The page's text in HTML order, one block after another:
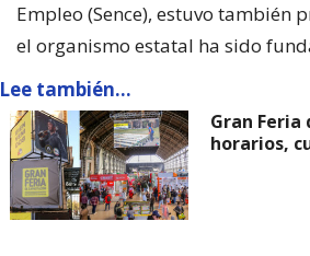
Empleo (Sence), estuvo también
el organismo estatal ha sido
Lee también...
Gran Feria
horarios,